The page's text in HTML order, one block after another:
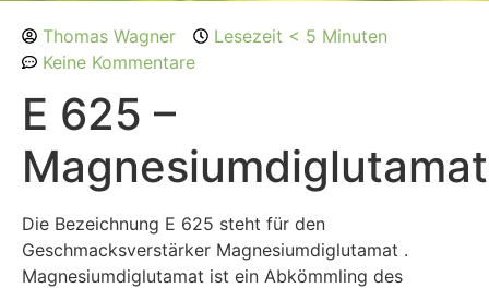
Thomas Wagner
Lesezeit < 5 Minuten
Keine Kommentare
E 625 –
Magnesiumdiglutamat
Die Bezeichnung E 625 steht für den
Geschmacksverstärker Magnesiumdiglutamat .
Magnesiumdiglutamat ist ein Abkömmling des